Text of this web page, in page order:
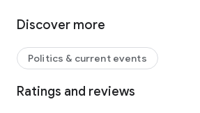
Discover more
Politics & current events
Ratings and reviews